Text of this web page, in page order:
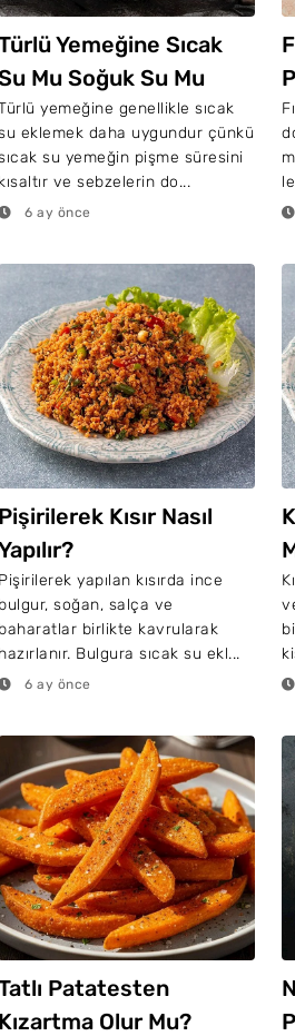
Yemeğine Sıcak
Mu Soğuk Su Mu
yemeğine genellikle sıcak
eklemek daha uygundur çünkü
su yemeğin pişme süresini
kısaltır ve sebzelerin do...
6 ay önce
Pişirilerek Kısır Nasıl
Pişirilerek yapılan kısırda ince
bulgur, soğan, salça ve
baharatlar birlikte kavrularak
hazırlanır. Bulgura sıcak su ekl...
6 ay önce
Patatesten
Kızartma Olur Mu?